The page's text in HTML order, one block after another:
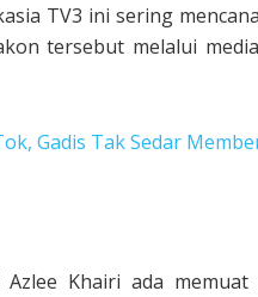
TV3 ini sering
tersebut melalui
Gadis Tak Sedar
Khairi ada